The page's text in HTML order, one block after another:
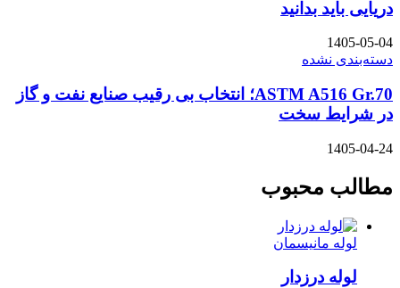
دریایی باید بدانید
1405-05-04
دسته‌بندی نشده
ASTM A516 Gr.70؛ انتخاب بی رقیب صنایع نفت و گاز
در شرایط سخت
1405-04-24
مطالب محبوب
لوله مانیسمان
لوله درزدار